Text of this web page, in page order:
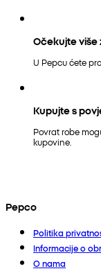
Očekujte više
U Pepcu ćete
Kupujte s
Povrat robe
kupovine.
Pepco
Politika
Informacije o
O nama